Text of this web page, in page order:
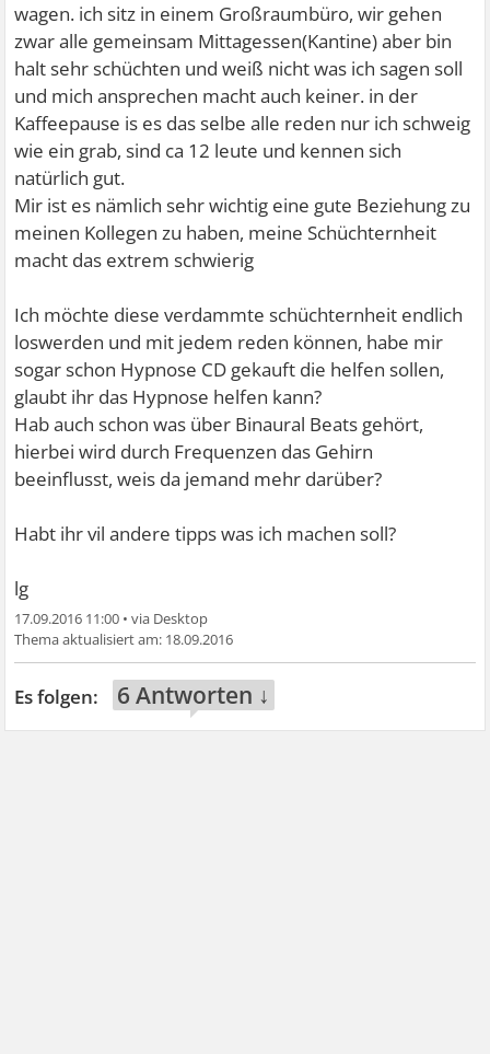
wagen. ich sitz in einem Großraumbüro, wir gehen
zwar alle gemeinsam Mittagessen(Kantine) aber bin
halt sehr schüchten und weiß nicht was ich sagen soll
und mich ansprechen macht auch keiner. in der
Kaffeepause is es das selbe alle reden nur ich schweig
wie ein grab, sind ca 12 leute und kennen sich
natürlich gut.
Mir ist es nämlich sehr wichtig eine gute Beziehung zu
meinen Kollegen zu haben, meine Schüchternheit
macht das extrem schwierig
Ich möchte diese verdammte schüchternheit endlich
loswerden und mit jedem reden können, habe mir
sogar schon Hypnose CD gekauft die helfen sollen,
glaubt ihr das Hypnose helfen kann?
Hab auch schon was über Binaural Beats gehört,
hierbei wird durch Frequenzen das Gehirn
beeinflusst, weis da jemand mehr darüber?
Habt ihr vil andere tipps was ich machen soll?
lg
17.09.2016 11:00 •
18.09.2016
6 Antworten ↓